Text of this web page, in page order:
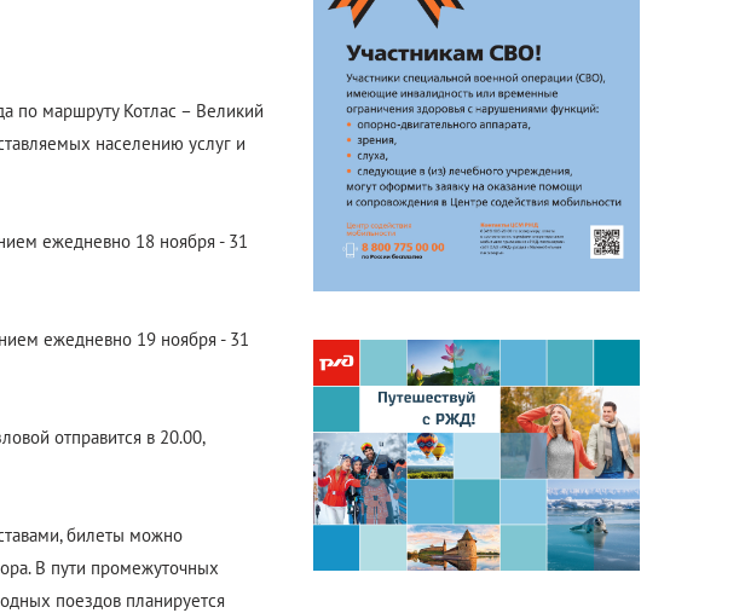
Антикоррупционная
деятельность
Формы раскрытия информации
по маршруту Котлас – Великий
населению услуг и
ежедневно 18 ноября - 31
ежедневно 19 ноября - 31
отправится в 20.00,
билеты можно
В пути промежуточных
поездов планируется